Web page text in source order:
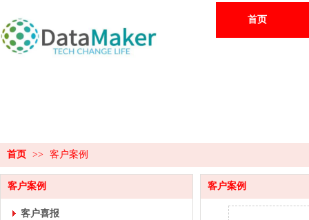
首页
首页 >> 客户案例
客户案例
客户喜报
客户案例